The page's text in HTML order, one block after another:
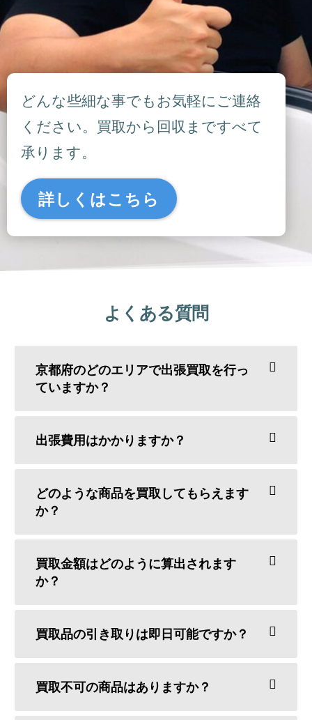
どんな些細な事でもお気軽にご連絡
ください。買取から回収まですべて
承ります。
詳しくはこちら
よくある質問
京都府のどのエリアで出張買取を行っ
ていますか？
出張費用はかかりますか？
どのような商品を買取してもらえます
か？
買取金額はどのように算出されます
か？
買取品の引き取りは即日可能ですか？
買取不可の商品はありますか？